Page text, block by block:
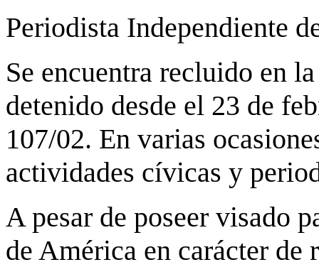
Periodista Independiente
Se encuentra recluido en
detenido desde el 23 de
107/02. En varias
actividades cívicas y
A pesar de poseer visado
de América en carácter